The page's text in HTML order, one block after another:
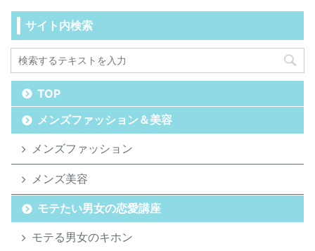
サイト内検索
TOP
メンズファッション＆美容
メンズファッション
メンズ美容
モテたい男女の恋愛講座
モテる男女のキホン